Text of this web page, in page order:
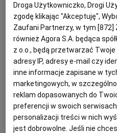
Ogłoszenia syndyka o
w Poznaniu
Szukasz komorników i
Cię aktualne oferty
lub udziałów od komorników
województwa
Liczysz na zysk dzięki
licytacjach, konkursach
komorników? W Poznaniu
syndyków – wszystkie ich
Rozwiń dalej...
Droga Użytkowniczko, Drogi
zgodę klikając "Akceptuję",
Zaufani Partnerzy, w tym [872]
również Agora S.A. będąca
z o.o., będą przetwarzać
adresy IP, adresy e-mail czy
inne informacje zapisane w
marketingowych, w
reklam dopasowanych do
preferencji w swoich
personalizacji treści w nich
jest dobrowolne. Jeśli nie